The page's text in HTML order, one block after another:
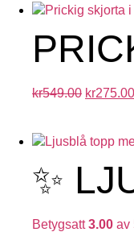
kr549.00 kr275.00
✨
Betygsatt3.00 av